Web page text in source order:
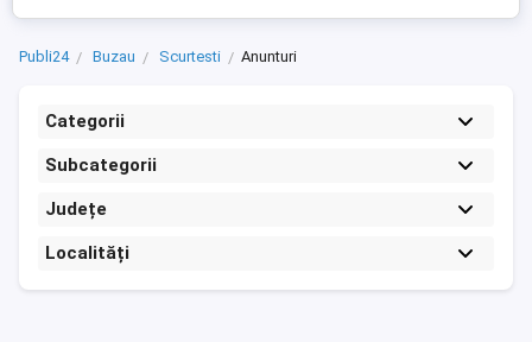
Publi24 Buzau Scurtesti Anunturi
Categorii
Subcategorii
Județe
Localități